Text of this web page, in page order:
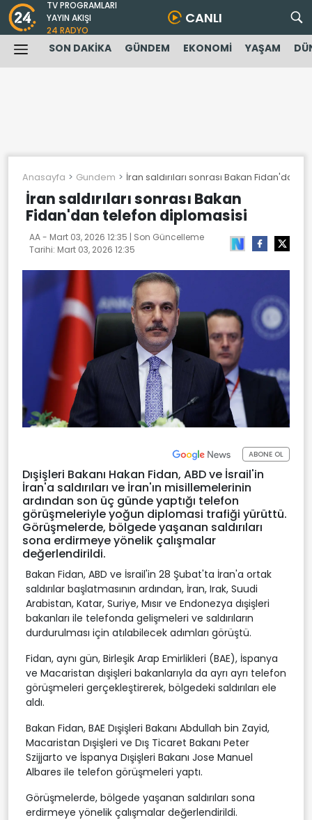
TV PROGRAMLARI
YAYIN AKIŞI
24 RADYO
CANLI
SON DAKİKA GÜNDEM EKONOMİ YAŞAM
Anasayfa Gundem İran saldırıları sonrası Bakan Fidan'dan
İran saldırıları sonrası Bakan
Fidan'dan telefon diplomasisi
AA - Mart 03, 2026 12:35 | Son Güncelleme
Tarihi: Mart 03, 2026 12:35
ABONE OL
Dışişleri Bakanı Hakan Fidan, ABD ve İsrail'in
İran'a saldırıları ve İran'ın misillemelerinin
ardından son üç günde yaptığı telefon
görüşmeleriyle yoğun diplomasi trafiği yürüttü.
Görüşmelerde, bölgede yaşanan saldırıları
sona erdirmeye yönelik çalışmalar
değerlendirildi.
Bakan Fidan, ABD ve İsrail'in 28 Şubat'ta İran'a ortak
saldırılar başlatmasının ardından, İran, Irak, Suudi
Arabistan, Katar, Suriye, Mısır ve Endonezya dışişleri
bakanları ile telefonda gelişmeleri ve saldırıların
durdurulması için atılabilecek adımları görüştü.
Fidan, aynı gün, Birleşik Arap Emirlikleri (BAE), İspanya
ve Macaristan dışişleri bakanlarıyla da ayrı ayrı telefon
görüşmeleri gerçekleştirerek, bölgedeki saldırıları ele
aldı.
Bakan Fidan, BAE Dışişleri Bakanı Abdullah bin Zayid,
Macaristan Dışişleri ve Dış Ticaret Bakanı Peter
Szijjarto ve İspanya Dışişleri Bakanı Jose Manuel
Albares ile telefon görüşmeleri yaptı.
Görüşmelerde, bölgede yaşanan saldırıları sona
erdirmeye yönelik çalışmalar değerlendirildi.